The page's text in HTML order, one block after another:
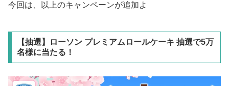
今回は、以上のキャンペーンが追加よ
【抽選】ローソン プレミアムロールケーキ 抽選で5万
名様に当たる！